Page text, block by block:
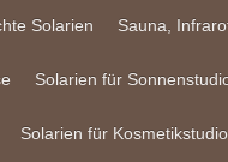
Solarien Sauna,
Solarien für
Solarien für